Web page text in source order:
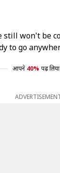
won't be
to go
आपने 40% पढ़